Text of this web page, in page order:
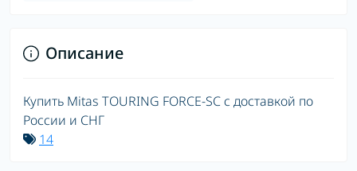
Описание
Купить Mitas TOURING FORCE-SC с доставкой по
России и СНГ
14